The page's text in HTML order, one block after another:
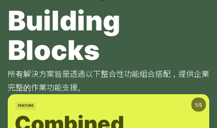
Building
Blocks
所有解決方案皆是透過以下整合性功能組合搭配，提供企業
完整的作業功能支援。
FEATURE